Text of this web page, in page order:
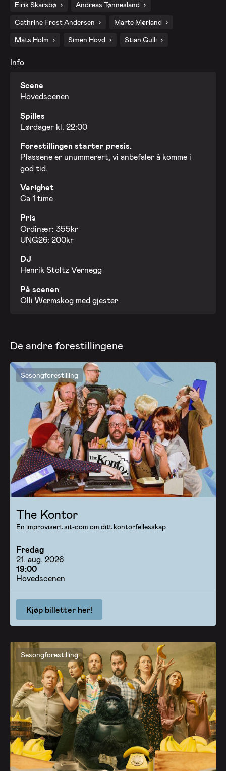
Eirik Skarsbø Andreas Tønnesland
Cathrine Frost Andersen Marte Mørland
Mats Holm Simen Hovd Stian Gulli
Info
Scene
Hovedscenen
Spilles
Lørdager kl. 22:00
Forestillingen starter presis.
Plassene er unummerert, vi anbefaler å komme i
god tid.
Varighet
Ca 1 time
Pris
Ordinær: 355kr
UNG26: 200kr
DJ
Henrik Stoltz Vernegg
På scenen
Olli Wermskog med gjester
De andre forestillingene
Sesongforestilling
The Kontor
En improvisert sit-com om ditt kontorfellesskap
Fredag
21. aug. 2026
19:00
Hovedscenen
Kjøp billetter her!
Sesongforestilling